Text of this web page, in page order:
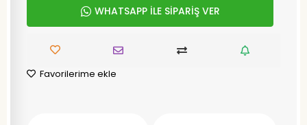
WHATSAPP İLE SİPARİŞ VER
Favorilerime ekle